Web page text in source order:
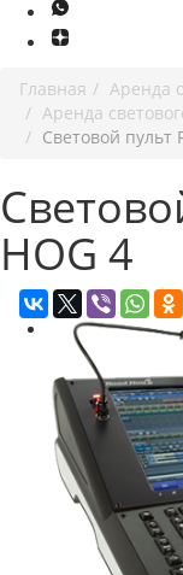
Главная
Аренда
Аренда
Световой пульт
HOG 4